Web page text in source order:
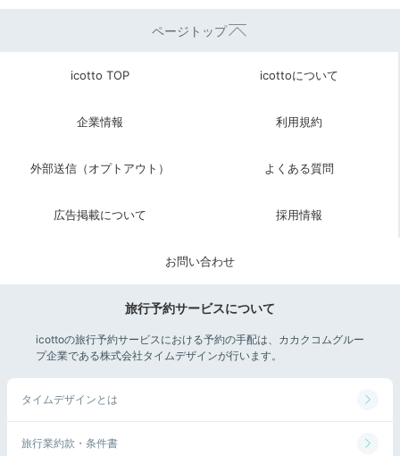
ページトップ
icotto TOP icottoについて
企業情報 利用規約
外部送信（オプトアウト） よくある質問
広告掲載について 採用情報
お問い合わせ
旅行予約サービスについて
icottoの旅行予約サービスにおける予約の手配は、カカクコムグルー
プ企業である株式会社タイムデザインが行います。
タイムデザインとは
旅行業約款・条件書